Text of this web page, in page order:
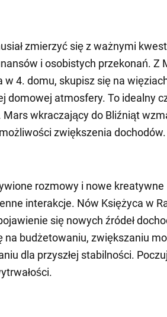
zmierzyć się z ważnymi
i osobistych przekonań. Z
4. domu, skupisz się na
domowej atmosfery. To idealny
wkraczający do Bliźniąt
zwiększenia dochodów.
rozmowy i nowe
interakcje. Nów Księżyca w
się nowych źródeł
na budżetowaniu, zwiększaniu
dla przyszłej stabilności.